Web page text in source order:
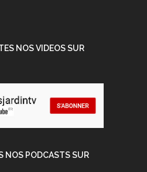
NOS VIDEOS SUR
NOS PODCASTS SUR